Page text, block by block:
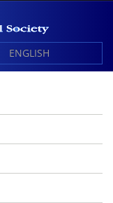
ENGLISH